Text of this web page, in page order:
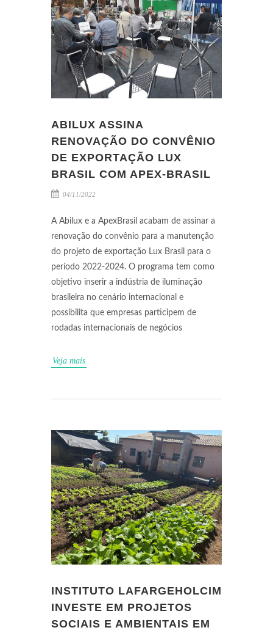
ABILUX ASSINA
RENOVAÇÃO DO CONVÊNIO
DE EXPORTAÇÃO LUX
BRASIL COM APEX-BRASIL
04/11/2022
A Abilux e a ApexBrasil acabam de assinar a
renovação do convênio para a manutenção
do projeto de exportação Lux Brasil para o
período 2022-2024. O programa tem como
objetivo inserir a indústria de iluminação
brasileira no cenário internacional e
possibilita que empresas participem de
rodadas internacionais de negócios
Veja mais
INSTITUTO LAFARGEHOLCIM
INVESTE EM PROJETOS
SOCIAIS E AMBIENTAIS EM